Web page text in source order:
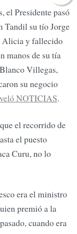
el Presidente pasó
Tandil su tío Jorge
Alicia y fallecido
manos de su tía
Villegas,
su negocio
NOTICIAS.
el recorrido de
el puesto
Curu, no lo
era el ministro
premió a la
cuando era